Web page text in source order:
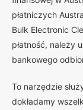
płatniczych
Bulk Electronic
płatność, należy
bankowego
To narzędzie
dokładamy